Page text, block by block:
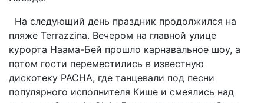
На следующий день праздник продолжился на
пляже Terrazzina. Вечером на главной улице
курорта Наама-Бей прошло карнавальное шоу, а
потом гости переместились в известную
дискотеку PACHA, где танцевали под песни
популярного исполнителя Кише и смеялись над